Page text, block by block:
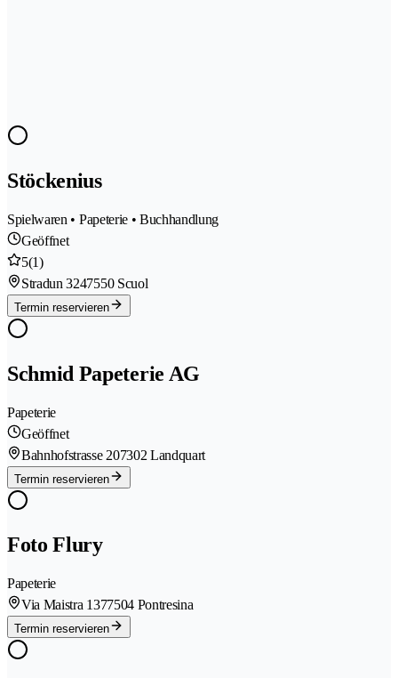
Stöckenius
Spielwaren • Papeterie • Buchhandlung
Geöffnet
5(1)
Stradun 3247550 Scuol
Termin reservieren
Schmid Papeterie AG
Papeterie
Geöffnet
Bahnhofstrasse 207302 Landquart
Termin reservieren
Foto Flury
Papeterie
Via Maistra 1377504 Pontresina
Termin reservieren